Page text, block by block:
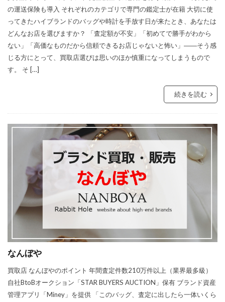
の運送保険も導入 それぞれのカテゴリで専門の鑑定士が在籍 大切に使
ってきたハイブランドのバッグや時計を手放す日が来たとき、あなたは
どんなお店を選びますか？ 「査定額が不安」「初めてで勝手がわから
ない」「高価なものだから信頼できるお店じゃないと怖い」――そう感
じる方にとって、買取店選びは思いのほか慎重になってしまうもので
す。 そ […]
続きを読む
なんぼや
買取店 なんぼやのポイント 年間査定件数210万件以上（業界最多級）
自社BtoBオークション「STAR BUYERS AUCTION」保有 ブランド資産
管理アプリ「Miney」を提供 「このバッグ、査定に出したら一体いくら